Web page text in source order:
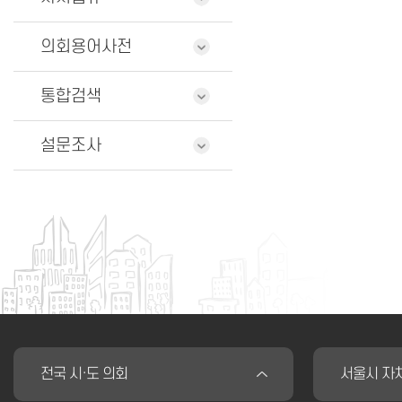
의회용어사전
통합검색
설문조사
전국 시·도 의회 서울시 자